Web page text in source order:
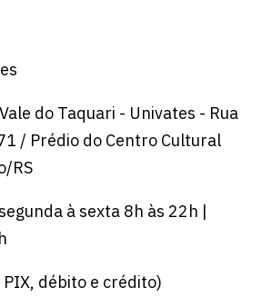
do Taquari - Univates - Rua
/ Prédio do Centro Cultural
RS
à sexta 8h às 22h |
débito e crédito)